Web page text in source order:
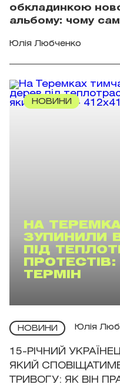
обкладинкою
альбому: чому
Юлія Любченко
НОВИНИ
НА
ЗУПИНИЛИ
ПІД
ТЕРМІН
НОВИНИ Юлія
15-РІЧНИЙ
ЯКИЙ
ТРИВОГУ: ЯК ВІН